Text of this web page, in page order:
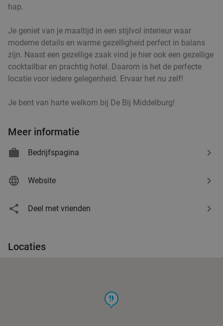
hap.
Je geniet van je maaltijd in een stijlvol interieur waar
moderne details en warme gezelligheid perfect in balans
zijn. Naast een gezellige zaak vind je hier ook een gezellige
cocktailbar en prachtig hotel. Daarom is het de perfecte
locatie voor iedere gelegenheid. Ervaar het nu zelf!
Je bent van harte welkom bij De Bij Middelburg!
Meer informatie
Bedrijfspagina
Website
Deel met vrienden
Locaties
food